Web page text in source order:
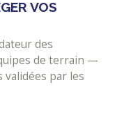
VOS
des
de terrain —
par les